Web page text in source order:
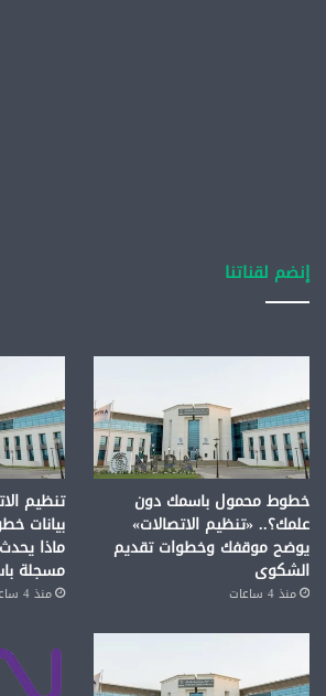
إنضم لقناتنا
خطوط محمول باسمك دون
علمك؟.. «تنظيم الاتصالات»
يوضح موقفك وخطوات تقديم
الشكوى
منذ 4 ساعات
تنظيم
بيانات
ماذا
مسجلة
منذ 4 ساعات